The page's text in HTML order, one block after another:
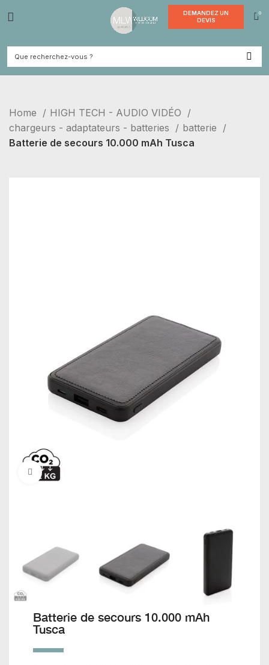
Home
HIGH TECH - AUDIO VIDÉO
chargeurs - adaptateurs - batteries
batterie
Batterie de secours 10.000 mAh Tusca
Click to enlarge
Batterie de secours 10.000 mAh
Tusca